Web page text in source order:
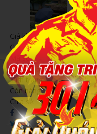
Giá khuyến mãi:
Call
Mã số
202407-3386
Tình trạng
Còn hàng
Chia sẻ: